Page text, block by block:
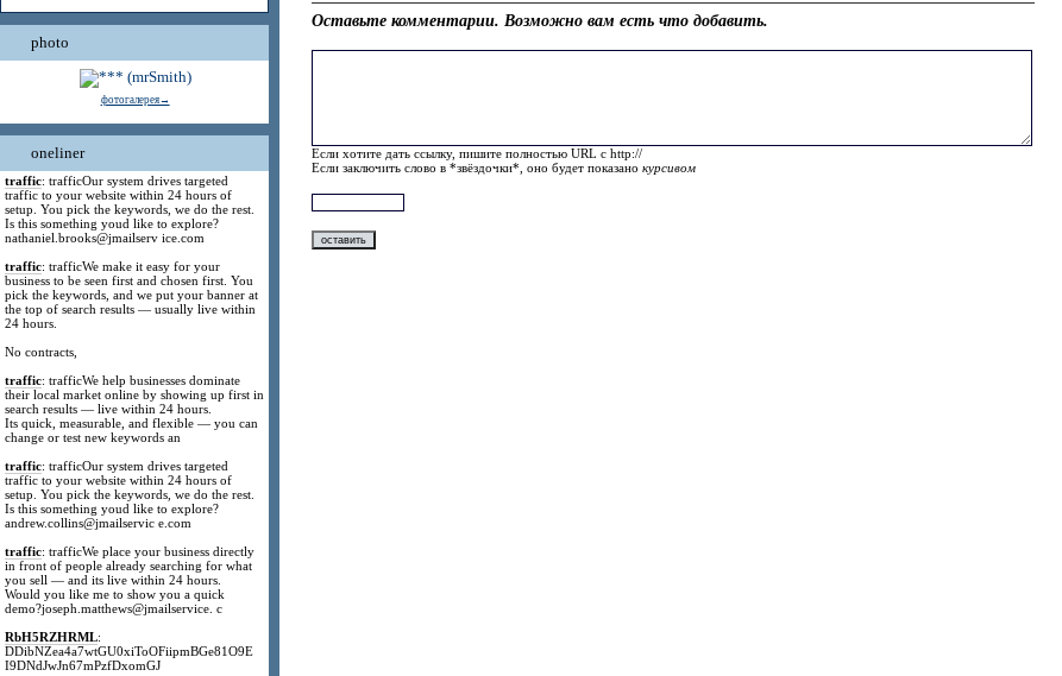
photo
фотогалерея→
oneliner
traffic: trafficOur system drives targeted
traffic to your website within 24 hours of
setup. You pick the keywords, we do the rest.
Is this something youd like to explore?
nathaniel.brooks@jmailserv ice.com
traffic: trafficWe make it easy for your
business to be seen first and chosen first. You
pick the keywords, and we put your banner at
the top of search results — usually live within
24 hours.
No contracts,
traffic: trafficWe help businesses dominate
their local market online by showing up first in
search results — live within 24 hours.
Its quick, measurable, and flexible — you can
change or test new keywords an
traffic: trafficOur system drives targeted
traffic to your website within 24 hours of
setup. You pick the keywords, we do the rest.
Is this something youd like to explore?
andrew.collins@jmailservic e.com
traffic: trafficWe place your business directly
in front of people already searching for what
you sell — and its live within 24 hours.
Would you like me to show you a quick
demo?joseph.matthews@jmailservice. c
RbH5RZHRML:
DDibNZea4a7wtGU0xiToOFiipmBGe81O9E
I9DNdJwJn67mPzfDxomGJ
Оставьте комментарии. Возможно вам есть что добавить.
Если хотите дать ссылку, пишите полностью URL с http://
Если заключить слово в *звёздочки*, оно будет показанокурсивом